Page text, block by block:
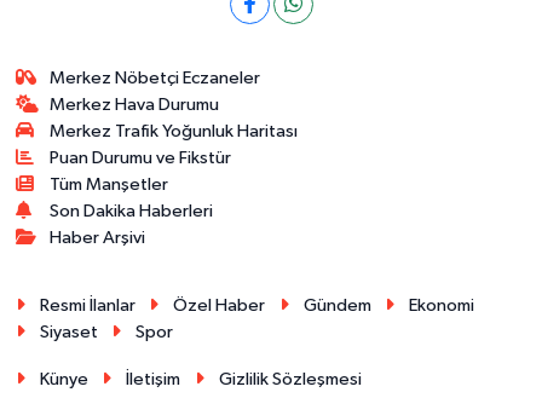
Merkez Nöbetçi Eczaneler
Merkez Hava Durumu
Merkez Trafik Yoğunluk Haritası
Puan Durumu ve Fikstür
Tüm Manşetler
Son Dakika Haberleri
Haber Arşivi
Resmi İlanlar Özel Haber Gündem
Ekonomi
Siyaset
Spor
Künye İletişim Gizlilik Sözleşmesi